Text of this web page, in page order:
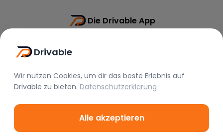
Die Drivable App
©2026Drivable.Alle Rechte vorbehalten.
Drivable
Wir nutzen Cookies, um dir das beste Erlebnis auf
Drivable zu bieten. Datenschutzerklärung
Alle akzeptieren